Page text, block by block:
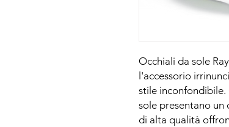
Occhiali da sole
l'accessorio
stile inconfondibile.
sole presentano
di alta qualità